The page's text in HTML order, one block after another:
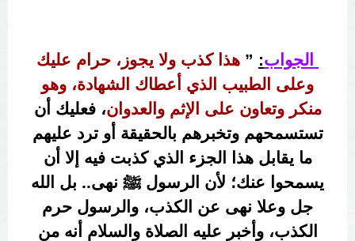
الجواب:
” هذا كذب ولا يجوز، حرام عليك
وعلى الطبيب الذي أعطاك الشهادة، وهو
منكر وتعاون على الإثم والعدوان، فعليك أن
تستسمحهم وتخبرهم بالحقيقة أو ترد عليهم
ما يقابل هذا الجزء الذي كذبت فيه إلا أن
يسمحوا عنك؛ لأن الرسول ﷺ نهى.. بل الله
جل وعلا نهى عن الكذب، والرسول حرم
الكذب، وأخبر عليه الصلاة والسلام أنه من